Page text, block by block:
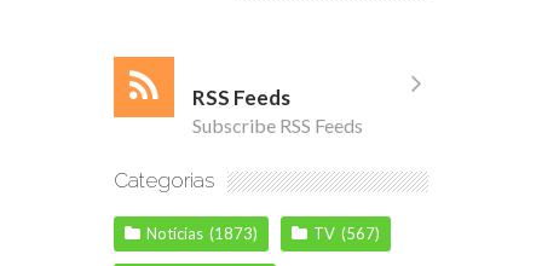
RSS Feeds
Subscribe RSS Feeds
Categorias
Notícias (1873) TV (567)